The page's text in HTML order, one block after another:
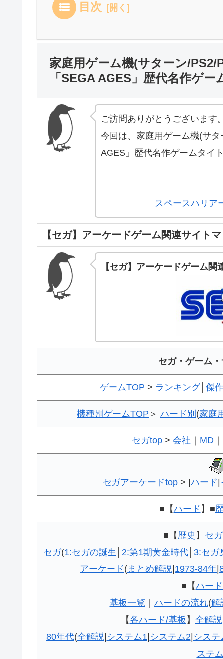
目次
家庭用ゲーム機(サターン/
「SEGA AGES」歴代名作ゲ
ご訪問ありがとうございます
今回は、家庭用ゲーム機(サ
AGES」歴代名作ゲームタイ
スペースハリア
【セガ】アーケードゲーム関連サイト
【セガ】アーケードゲーム関
セガ・ゲーム
ゲームTOP > ランキング│ 傑
機種別ゲームTOP ＞ ハード別 (家庭
セガtop > 会社 ｜ MD ｜
セガアーケードtop > |ハード|
■ 【ハード 】 ■
■【 歴史 】 セガ
セガ(1:セガの誕生 2:第1期黄金時代 3:セガ
アーケード( まとめ解説|1973-84年|
■【ハー
基板一覧 ｜ ハードの流れ(解
【各ハード/基板 】 全解説
80年代(全解説| システム1| システム2| システ
ステ